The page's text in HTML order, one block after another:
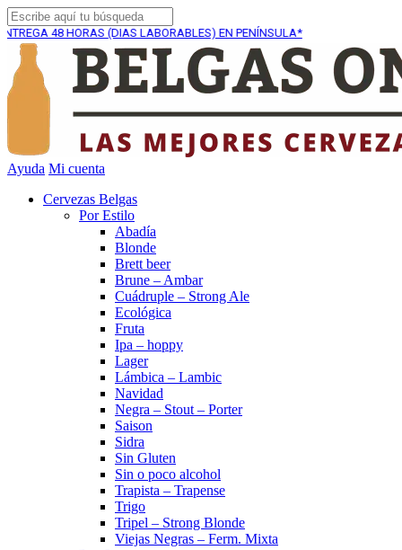
HORAS (DIAS LABORABLES) EN PENÍNSULA*
Ayuda Mi cuenta
Cervezas Belgas
Por Estilo
Abadía
Blonde
Brett beer
Brune – Ambar
Cuádruple – Strong Ale
Ecológica
Fruta
Ipa – hoppy
Lager
Lámbica – Lambic
Navidad
Negra – Stout – Porter
Saison
Sidra
Sin Gluten
Sin o poco alcohol
Trapista – Trapense
Trigo
Tripel – Strong Blonde
Viejas Negras – Ferm. Mixta